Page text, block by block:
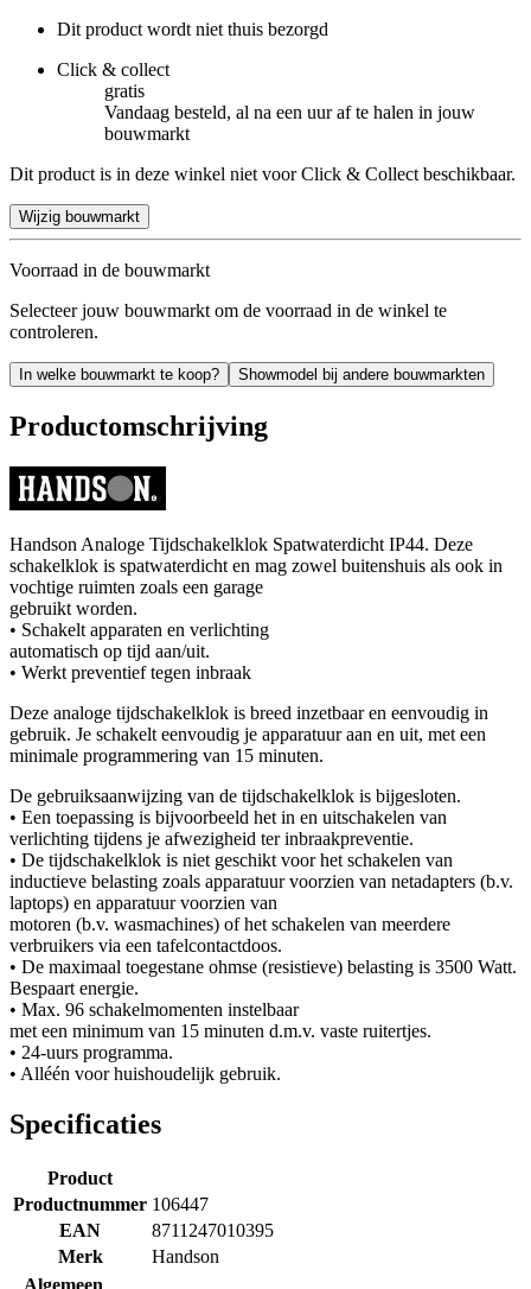
Dit product wordt niet thuis bezorgd
Click & collect
gratis
Vandaag besteld, al na een uur af te halen in jouw
bouwmarkt
Dit product is in deze winkel niet voor Click & Collect beschikbaar.
Wijzig bouwmarkt
Voorraad in de bouwmarkt
Selecteer jouw bouwmarkt om de voorraad in de winkel te
controleren.
In welke bouwmarkt te koop? Showmodel bij andere bouwmarkten
Productomschrijving
Handson Analoge Tijdschakelklok Spatwaterdicht IP44. Deze
schakelklok is spatwaterdicht en mag zowel buitenshuis als ook in
vochtige ruimten zoals een garage
gebruikt worden.
• Schakelt apparaten en verlichting
automatisch op tijd aan/uit.
• Werkt preventief tegen inbraak
Deze analoge tijdschakelklok is breed inzetbaar en eenvoudig in
gebruik. Je schakelt eenvoudig je apparatuur aan en uit, met een
minimale programmering van 15 minuten.
De gebruiksaanwijzing van de tijdschakelklok is bijgesloten.
• Een toepassing is bijvoorbeeld het in en uitschakelen van
verlichting tijdens je afwezigheid ter inbraakpreventie.
• De tijdschakelklok is niet geschikt voor het schakelen van
inductieve belasting zoals apparatuur voorzien van netadapters (b.v.
laptops) en apparatuur voorzien van
motoren (b.v. wasmachines) of het schakelen van meerdere
verbruikers via een tafelcontactdoos.
• De maximaal toegestane ohmse (resistieve) belasting is 3500 Watt.
Bespaart energie.
• Max. 96 schakelmomenten instelbaar
met een minimum van 15 minuten d.m.v. vaste ruitertjes.
• 24-uurs programma.
• Alléén voor huishoudelijk gebruik.
Specificaties
Product
Productnummer 106447
EAN
8711247010395
Merk
Handson
Algemeen